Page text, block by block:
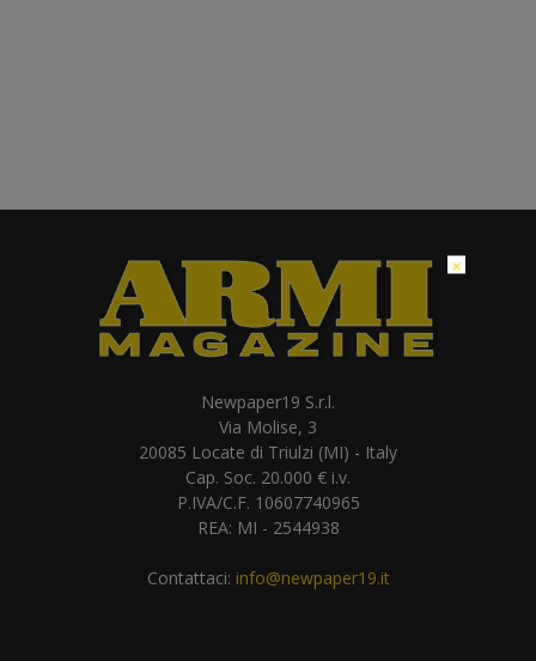
Newpaper19 S.r.l.
Via Molise, 3
20085 Locate di Triulzi (MI) - Italy
Cap. Soc. 20.000 € i.v.
P.IVA/C.F. 10607740965
REA: MI - 2544938
Contattaci: info@newpaper19.it
×